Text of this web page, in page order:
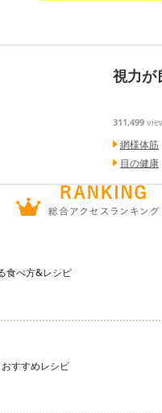
視力が
311,499
網様体筋
目の健康
食べ方&レシピ
すすめレシピ